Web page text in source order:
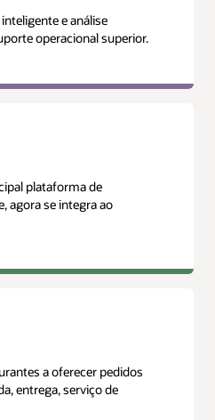
e análise
operacional superior.
plataforma de
agora se integra ao
a oferecer pedidos
entrega, serviço de